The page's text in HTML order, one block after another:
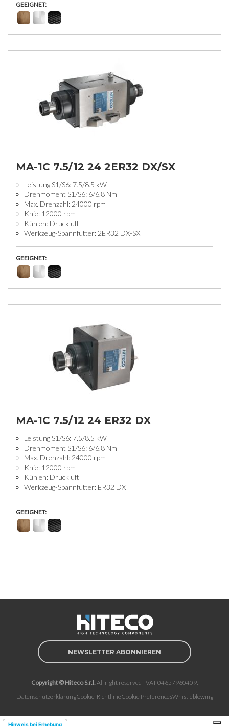
GEEIGNET:
MA-1C 7.5/12 24 2ER32 DX/SX
Leistung S1/S6: 7.5/8.5 kW
Drehmoment S1/S6: 6/6.8 Nm
Max. Drehzahl: 24000 rpm
Knie: 12000 rpm
Kühlen: Druckluft
Werkzeug-Spannfutter: 2ER32 DX-SX
GEEIGNET:
MA-1C 7.5/12 24 ER32 DX
Leistung S1/S6: 7.5/8.5 kW
Drehmoment S1/S6: 6/6.8 Nm
Max. Drehzahl: 24000 rpm
Knie: 12000 rpm
Kühlen: Druckluft
Werkzeug-Spannfutter: ER32 DX
GEEIGNET:
NEWSLETTER ABONNIEREN
Copyright © Hiteco S.r.l.All right reserved - VAT 04657960409.
DatenschutzerklärungCookie-RichtlinieCookie PreferencesWhistleblowing
Hinweis bei Erhebung